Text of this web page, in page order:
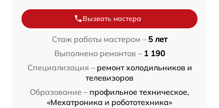
Вызвать мастера
Стаж работы мастером – 5 лет
Выполнено ремонтов – 1 190
Специализация – ремонт холодильников и
телевизоров
Образование – профильное техническое,
«Мехатроника и робототехника»